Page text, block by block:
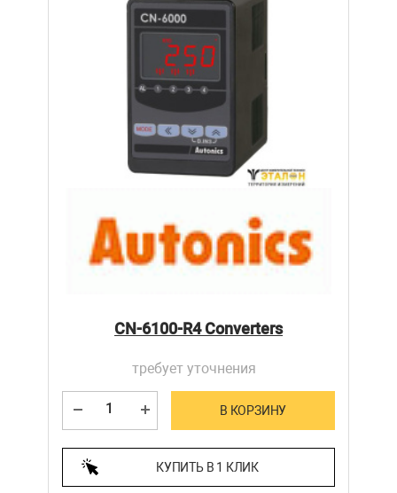
CN-6100-R4 Converters
требует уточнения
В КОРЗИНУ
КУПИТЬ В 1 КЛИК